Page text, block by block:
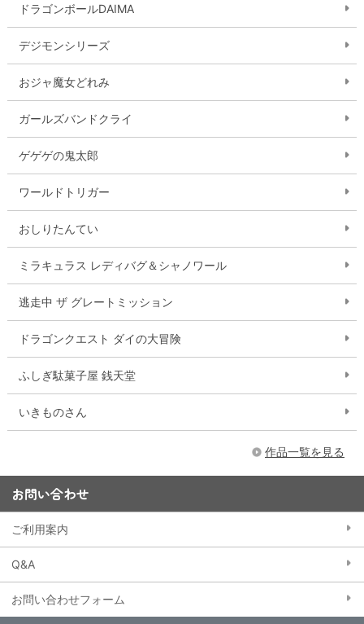
ドラゴンボールDAIMA
デジモンシリーズ
おジャ魔女どれみ
ガールズバンドクライ
ゲゲゲの鬼太郎
ワールドトリガー
おしりたんてい
ミラキュラス レディバグ＆シャノワール
逃走中 ザ グレートミッション
ドラゴンクエスト ダイの大冒険
ふしぎ駄菓子屋 銭天堂
いきものさん
作品一覧を見る
お問い合わせ
ご利用案内
Q&A
お問い合わせフォーム